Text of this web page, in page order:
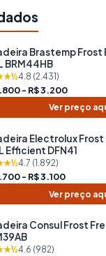
Brastemp Frost
BRM44HB
4.8 (2.431)
- R$ 3.200
Ver preço
Electrolux Frost
Efficient DFN41
4.7 (1.892)
- R$ 3.100
Ver preço
Consul Frost
4.6 (982)